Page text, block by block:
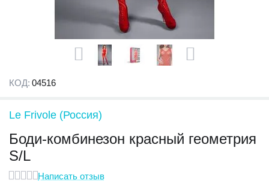
КОД: 04516
Le Frivole (Россия)
Боди-комбинезон красный геометрия
S/L
Написать отзыв